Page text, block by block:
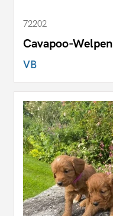
72202
Cavapoo-Welpen
VB